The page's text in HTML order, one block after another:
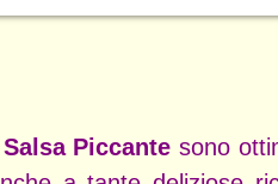
Piccante sono